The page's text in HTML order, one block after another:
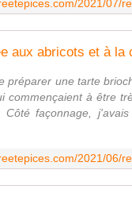
préparer une tarte
commençaient à être
façonnage,